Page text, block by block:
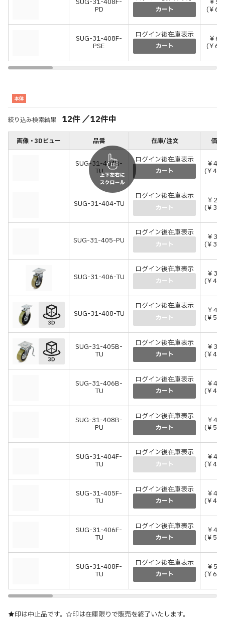
SUG-31-408F-
PD カート
￥
(￥
SUG-31-408F-
PSE
ログイン後在庫表示
カート
￥
(￥
本体
絞り込み検索結果 12件／12件中
画像・3Dビュー 品番 在庫/注文 価格
SUG-31-404B-
TU
ログイン後在庫表示
カート
￥
(￥
SUG-31-404-TU
ログイン後在庫表示
カート
￥
(￥
SUG-31-405-PU
ログイン後在庫表示
カート
￥
(￥
SUG-31-406-TU
ログイン後在庫表示
カート
￥
(￥
SUG-31-408-TU
ログイン後在庫表示
カート
￥
(￥
SUG-31-405B-
TU
ログイン後在庫表示
カート
￥
(￥
SUG-31-406B-
TU
ログイン後在庫表示
カート
￥
(￥
SUG-31-408B-
PU
ログイン後在庫表示
カート
￥
(￥
SUG-31-404F-
TU
ログイン後在庫表示
カート
￥
(￥
SUG-31-405F-
TU
ログイン後在庫表示
カート
￥
(￥
SUG-31-406F-
TU
ログイン後在庫表示
カート
￥
(￥
SUG-31-408F-
TU
ログイン後在庫表示
カート
￥
(￥
★印は中止品です。☆印は在庫限りで販売を終了いたします。